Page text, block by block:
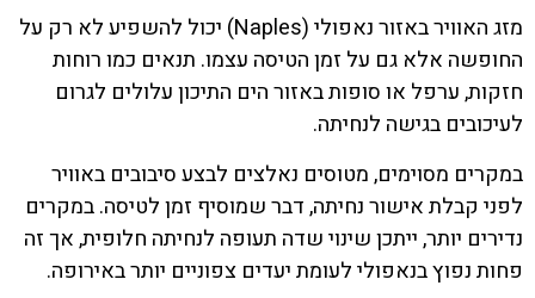
מזג האוויר באזור נאפולי (Naples) יכול להשפיע לא רק על
החופשה אלא גם על זמן הטיסה עצמו. תנאים כמו רוחות
חזקות, ערפל או סופות באזור הים התיכון עלולים לגרום
לעיכובים בגישה לנחיתה.
במקרים מסוימים, מטוסים נאלצים לבצע סיבובים באוויר
לפני קבלת אישור נחיתה, דבר שמוסיף זמן לטיסה. במקרים
נדירים יותר, ייתכן שינוי שדה תעופה לנחיתה חלופית, אך זה
פחות נפוץ בנאפולי לעומת יעדים צפוניים יותר באירופה.